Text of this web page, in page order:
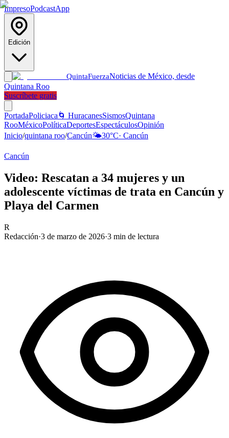
ImpresoPodcastApp
Edición
QuintaFuerzaNoticias de México, desde
Quintana Roo
Suscríbete gratis
PortadaPoliciaca 🌀 HuracanesSismosQuintana
RooMéxicoPolíticaDeportesEspectáculosOpinión
Inicio/quintana roo/Cancún🌤️30°C· Cancún
Cancún
Video: Rescatan a 34 mujeres y un
adolescente víctimas de trata en Cancún y
Playa del Carmen
R
Redacción·3 de marzo de 2026·3 min de lectura